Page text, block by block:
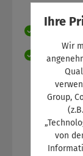
neuen
Direkte
Ihre
Wir
Group,
von